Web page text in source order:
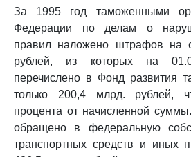
За 1995 год таможенными
Федерации по делам о
правил наложено штрафов на
рублей, из которых на
перечислено в Фонд развития
только 200,4 млрд. рублей,
процента от начисленной
обращено в федеральную
транспортных средств и иных